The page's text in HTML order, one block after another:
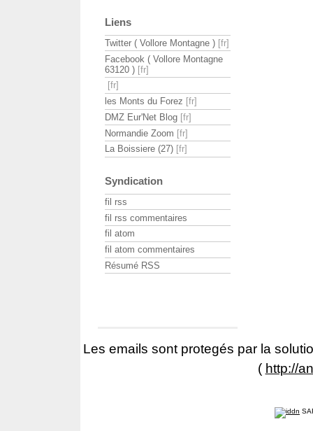
Liens
Twitter ( Vollore Montagne )
Facebook ( Vollore Montagne
63120 )
les Monts du Forez
DMZ Eur'Net Blog
Normandie Zoom
La Boissiere (27)
Syndication
fil rss
fil rss commentaires
fil atom
fil atom commentaires
Résumé RSS
Les emails sont protegés par la
( http://